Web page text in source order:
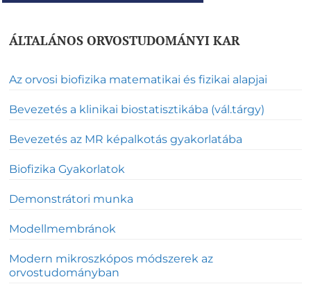
ÁLTALÁNOS ORVOSTUDOMÁNYI KAR
Az orvosi biofizika matematikai és fizikai alapjai
Bevezetés a klinikai biostatisztikába (vál.tárgy)
Bevezetés az MR képalkotás gyakorlatába
Biofizika Gyakorlatok
Demonstrátori munka
Modellmembránok
Modern mikroszkópos módszerek az
orvostudományban